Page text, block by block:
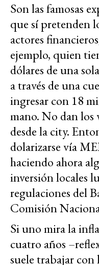
Son las famosas
que sí pretenden
actores
ejemplo, quien
dólares de una
a través de una
ingresar con 18
mano. No dan los
desde la city.
dolarizarse vía
haciendo ahora
inversión locales
regulaciones del
Comisión
Si uno mira la
cuatro años
suele trabajar con